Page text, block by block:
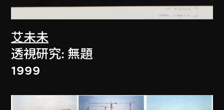
艾未未
透視研究: 無題
1999